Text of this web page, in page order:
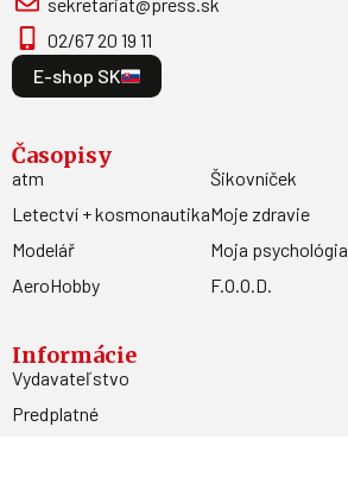
sekretariat@press.sk
02/67 20 19 11
E-shop SK
Časopisy
atm
Letectví + kosmonautika
Modelář
AeroHobby
Šikovníček
Moje zdravie
Moja psychológia
F.O.O.D.
Informácie
Vydavateľstvo
Predplatné